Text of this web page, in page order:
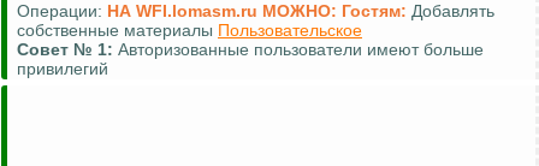
Операции: НА WFI.lomasm.ru МОЖНО: Гостям: Добавлять
собственные материалы Пользовательское
Совет № 1: Авторизованные пользователи имеют больше
привилегий